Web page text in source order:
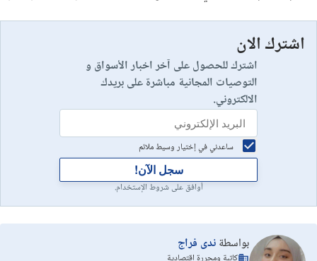
اشترك الان
اشترك للحصول على آخر اخبار الأسواق و
التوصيات المجانية مباشرة على بريدك
الالكتروني.
ساعدني في إختيار وسيط ملائم
سجل الآن!
أوافق على شروط الإستخدام.
بواسطةندى فراج